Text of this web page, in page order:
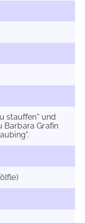
stauffen" und
Barbara Grafin